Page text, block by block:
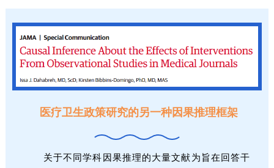
医疗卫生政策研究的另一种因果推理框架
关于不同学科因果推理的大量文献为旨在回答干